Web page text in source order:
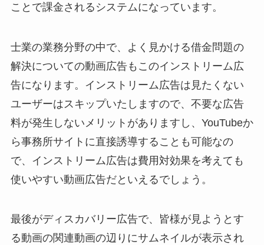
ことで課金されるシステムになっています。
士業の業務分野の中で、よく見かける借金問題の
解決についての動画広告もこのインストリーム広
告になります。インストリーム広告は見たくない
ユーザーはスキップいたしますので、不要な広告
料が発生しないメリットがありますし、YouTubeか
ら事務所サイトに直接誘導することも可能なの
で、インストリーム広告は費用対効果を考えても
使いやすい動画広告だといえるでしょう。
最後がディスカバリー広告で、皆様が見ようとす
る動画の関連動画の辺りにサムネイルが表示され